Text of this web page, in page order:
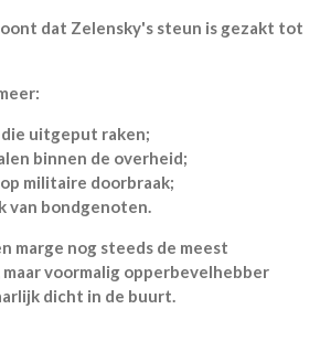
dat Zelensky's steun is gezakt tot
uitgeput raken;
binnen de overheid;
militaire doorbraak;
van bondgenoten.
marge nog steeds de meest
voormalig opperbevelhebber
dicht in de buurt.